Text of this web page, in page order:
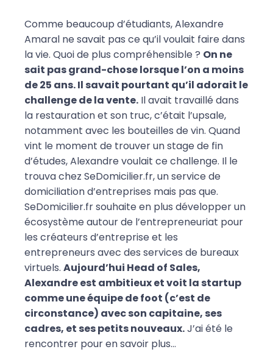
Comme beaucoup d’étudiants, Alexandre
Amaral ne savait pas ce qu’il voulait faire dans
la vie. Quoi de plus compréhensible ? On ne
sait pas grand-chose lorsque l’on a moins
de 25 ans. Il savait pourtant qu’il adorait le
challenge de la vente. Il avait travaillé dans
la restauration et son truc, c’était l’upsale,
notamment avec les bouteilles de vin. Quand
vint le moment de trouver un stage de fin
d’études, Alexandre voulait ce challenge. Il le
trouva chez SeDomicilier.fr, un service de
domiciliation d’entreprises mais pas que.
SeDomicilier.fr souhaite en plus développer un
écosystème autour de l’entrepreneuriat pour
les créateurs d’entreprise et les
entrepreneurs avec des services de bureaux
virtuels. Aujourd’hui Head of Sales,
Alexandre est ambitieux et voit la startup
comme une équipe de foot (c’est de
circonstance) avec son capitaine, ses
cadres, et ses petits nouveaux.J’ai été le
rencontrer pour en savoir plus…